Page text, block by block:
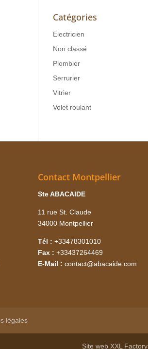
Catégories
Electricien
Non classé
Plombier
Serrurier
Vitrier
Volet roulant
Contact Montpellier
Ste ABACAIDE
11 rue St. Claude
34000 Montpellier
Tél : +33478301010
Fax :+33437264469
E-Mail : contact@abacaide.com
légales
Site web XXL Factory